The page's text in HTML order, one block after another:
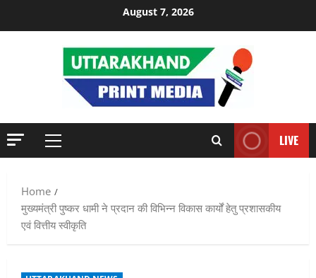
August 7, 2026
Primary
LIVE
Home
मुख्यमंत्री पुष्कर धामी ने प्रदान की विभिन्न विकास कार्यों हेतु प्रशासकीय
एवं वित्तीय स्वीकृति